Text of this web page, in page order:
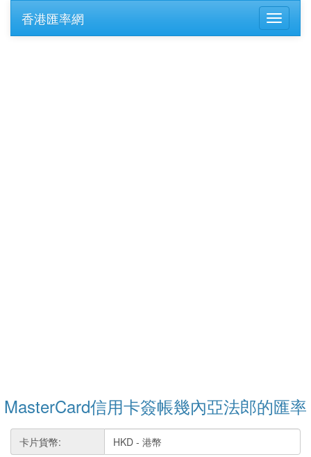
香港匯率網
MasterCard信用卡簽帳幾內亞法郎的匯率
卡片貨幣: